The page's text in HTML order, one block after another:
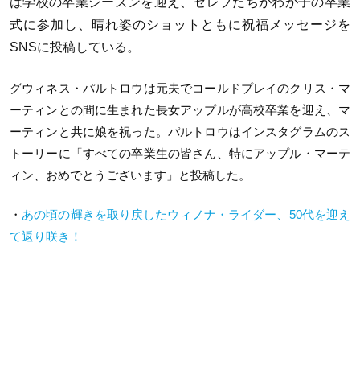
式に参加し、晴れ姿のショットともに祝福メッセージを
SNSに投稿している。
グウィネス・パルトロウは元夫でコールドプレイのクリス・マ
ーティンとの間に生まれた長女アップルが高校卒業を迎え、マ
ーティンと共に娘を祝った。パルトロウはインスタグラムのス
トーリーに「すべての卒業生の皆さん、特にアップル・マーテ
ィン、おめでとうございます」と投稿した。
・ あの頃の輝きを取り戻したウィノナ・ライダー、50代を迎え
て返り咲き！